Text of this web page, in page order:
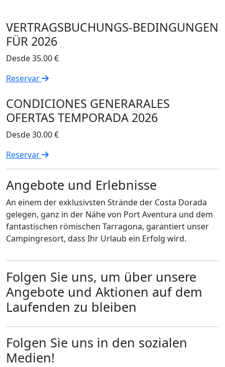
VERTRAGSBUCHUNGS-BEDINGUNGEN
FÜR 2026
Desde35.00 €
Reservar
CONDICIONES GENERARALES
OFERTAS TEMPORADA 2026
Desde30.00 €
Reservar
Angebote und Erlebnisse
An einem der exklusivsten Strände der Costa Dorada
gelegen, ganz in der Nähe von Port Aventura und dem
fantastischen römischen Tarragona, garantiert unser
Campingresort, dass Ihr Urlaub ein Erfolg wird.
Folgen Sie uns, um über unsere
Angebote und Aktionen auf dem
Laufenden zu bleiben
Folgen Sie uns in den sozialen
Medien!